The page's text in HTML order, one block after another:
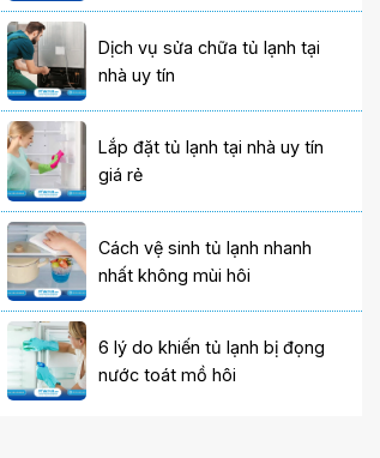
Dịch vụ sửa chữa tủ lạnh tại
nhà uy tín
Lắp đặt tủ lạnh tại nhà uy tín
giá rẻ
Cách vệ sinh tủ lạnh nhanh
nhất không mùi hôi
6 lý do khiến tủ lạnh bị đọng
nước toát mồ hôi